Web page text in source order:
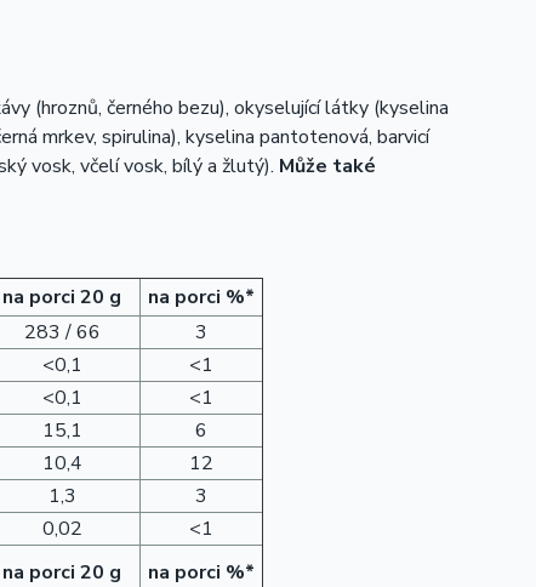
(hroznů, černého bezu), okyselující látky (kyselina
mrkev, spirulina), kyselina pantotenová, barvicí
vosk, včelí vosk, bílý a žlutý). Může také
na porci 20 g
na porci %*
283 / 66
3
<0,1
<1
<0,1
<1
15,1
6
10,4
12
1,3
3
0,02
<1
na porci 20 g
na porci %*